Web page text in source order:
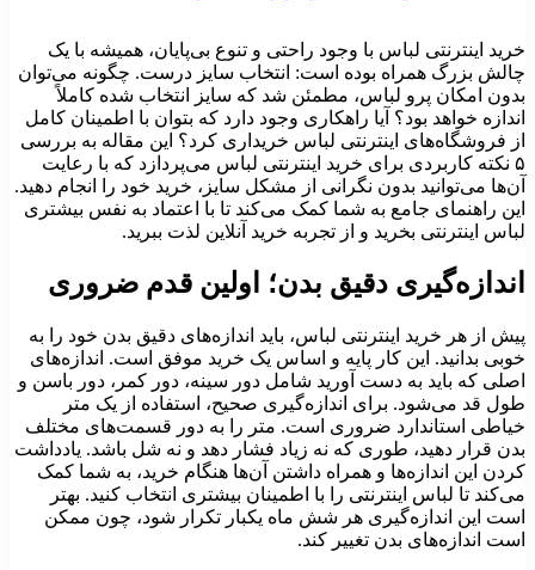
خرید اینترنتی لباس با وجود راحتی و تنوع بی‌پایان، همیشه با یک
چالش بزرگ همراه بوده است: انتخاب سایز درست. چگونه می‌توان
بدون امکان پرو لباس، مطمئن شد که سایز انتخاب شده کاملاً
اندازه خواهد بود؟ آیا راهکاری وجود دارد که بتوان با اطمینان کامل
از فروشگاه‌های اینترنتی لباس خریداری کرد؟ این مقاله به بررسی
۵ نکته کاربردی برای خرید اینترنتی لباس می‌پردازد که با رعایت
آن‌ها می‌توانید بدون نگرانی از مشکل سایز، خرید خود را انجام دهید.
این راهنمای جامع به شما کمک می‌کند تا با اعتماد به نفس بیشتری
لباس اینترنتی بخرید و از تجربه خرید آنلاین لذت ببرید.
اندازه‌گیری دقیق بدن؛ اولین قدم ضروری
پیش از هر خرید اینترنتی لباس، باید اندازه‌های دقیق بدن خود را به
خوبی بدانید. این کار پایه و اساس یک خرید موفق است. اندازه‌های
اصلی که باید به دست آورید شامل دور سینه، دور کمر، دور باسن و
طول قد می‌شود. برای اندازه‌گیری صحیح، استفاده از یک متر
خیاطی استاندارد ضروری است. متر را به دور قسمت‌های مختلف
بدن قرار دهید، طوری که نه زیاد فشار دهد و نه شل باشد. یادداشت
کردن این اندازه‌ها و همراه داشتن آن‌ها هنگام خرید، به شما کمک
می‌کند تا لباس اینترنتی را با اطمینان بیشتری انتخاب کنید. بهتر
است این اندازه‌گیری هر شش ماه یکبار تکرار شود، چون ممکن
است اندازه‌های بدن تغییر کند.